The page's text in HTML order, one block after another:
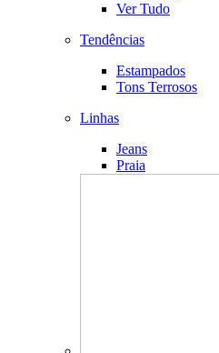
Ver Tudo
Tendências
Estampados
Tons Terrosos
Linhas
Jeans
Praia